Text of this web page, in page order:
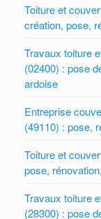
Toiture et
création, pose,
Travaux toiture
(02400) : pose
ardoise
Entreprise
(49110) : pose,
Toiture et
pose,
Travaux toiture
(28300) : pose